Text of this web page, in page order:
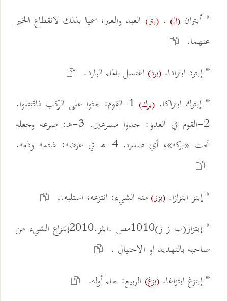
* أبتران (الـ) .(بتر) العبد والعير، سميا بذلك لانقطاع الخير
عنهما.
* إبترد ابترادا. (برد) اغتسل بالماء البارد.
* إبترك ابتراكا. (برك)
1-القوم: جثوا على الركب فاقتتلوا.
2-القوم في العدو: جدوا مسرعين. 3-ه: صرعه وجعله
تحت «بركه»، أي صدره. 4-ه في عرضه: شتمه وذمه.
* إبتز ابتزازا. (بزز)منه الشيء: انتزعه، استلبه.,
* إبتزاز(ب ز ز)1010مص .ابثز.2010إنتزاع الشيء من
صاحبه بالتهديد او الاحتيال .
* إبتزغ ابتزاغا. (بزغ) الربيع: جاء أوله.